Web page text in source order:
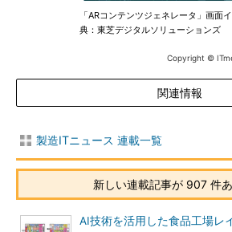
「ARコンテンツジェネレータ」画面
典：東芝デジタルソリューションズ
Copyright ©
関連情報
製造ITニュース 連載一覧
新しい連載記事が 907 件
AI技術を活用した食品工場レ